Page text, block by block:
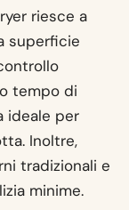
riesce a
superficie
tempo di
ideale per
Inoltre,
tradizionali e
minime.